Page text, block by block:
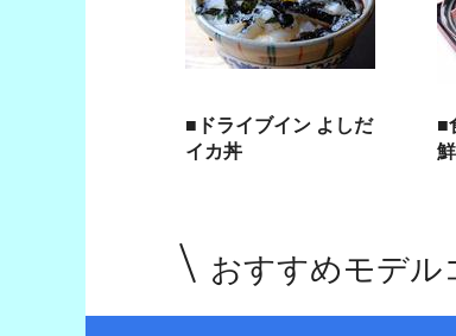
■ドライブイン よしだ
イカ丼
■
おすすめモデル